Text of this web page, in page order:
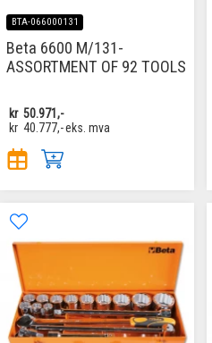
BTA-066000131
Beta 6600 M/131-
ASSORTMENT OF 92 TOOLS
kr 50.971,-
kr 40.777,-eks. mva